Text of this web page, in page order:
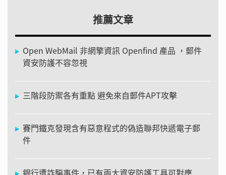
推薦文章
Open WebMail 非網擎資訊 Openfind 產品 ，郵件
資安防護不容忽視
三階段防禦各有重點 避免來自郵件APT攻擊
賽門鐵克發現含有惡意程式的偽造聯邦快遞電子郵
件
銀行遭詐騙事件，已有兩大資安防護工具可對應